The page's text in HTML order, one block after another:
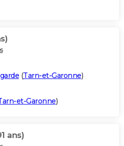
(Tarn-et-Garonne)
et-Garonne)
ans)